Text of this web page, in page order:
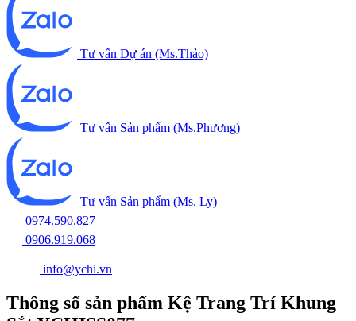
Tư vấn Dự án (Ms.Thảo)
Tư vấn Sản phẩm (Ms.Phương)
Tư vấn Sản phẩm (Ms. Ly)
0974.590.827
0906.919.068
info@ychi.vn
Thông số sản phẩm Kệ Trang Trí Khung